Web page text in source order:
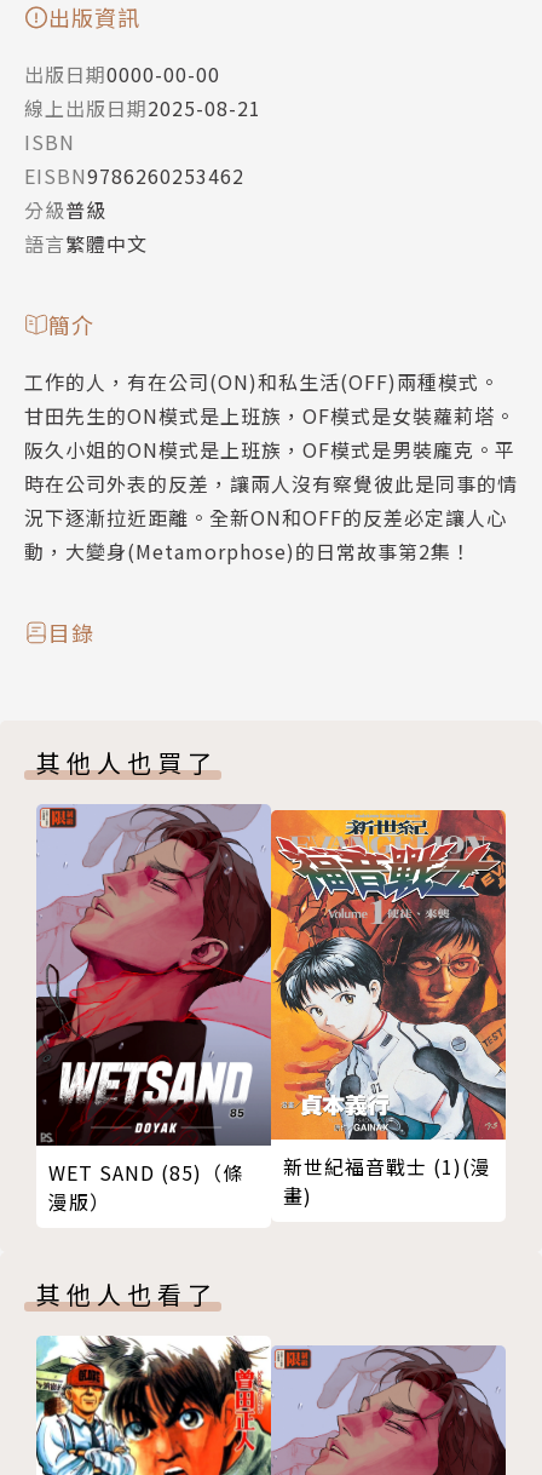
出版資訊
出版日期0000-00-00
線上出版日期2025-08-21
ISBN
EISBN9786260253462
分級普級
語言繁體中文
簡介
工作的人，有在公司(ON)和私生活(OFF)兩種模式。
甘田先生的ON模式是上班族，OF模式是女裝蘿莉塔。
阪久小姐的ON模式是上班族，OF模式是男裝龐克。平
時在公司外表的反差，讓兩人沒有察覺彼此是同事的情
況下逐漸拉近距離。全新ON和OFF的反差必定讓人心
動，大變身(Metamorphose)的日常故事第2集！
目錄
其他人也買了
WET SAND (85)（條
漫版）
新世紀福音戰士 (1)(漫
畫)
其他人也看了